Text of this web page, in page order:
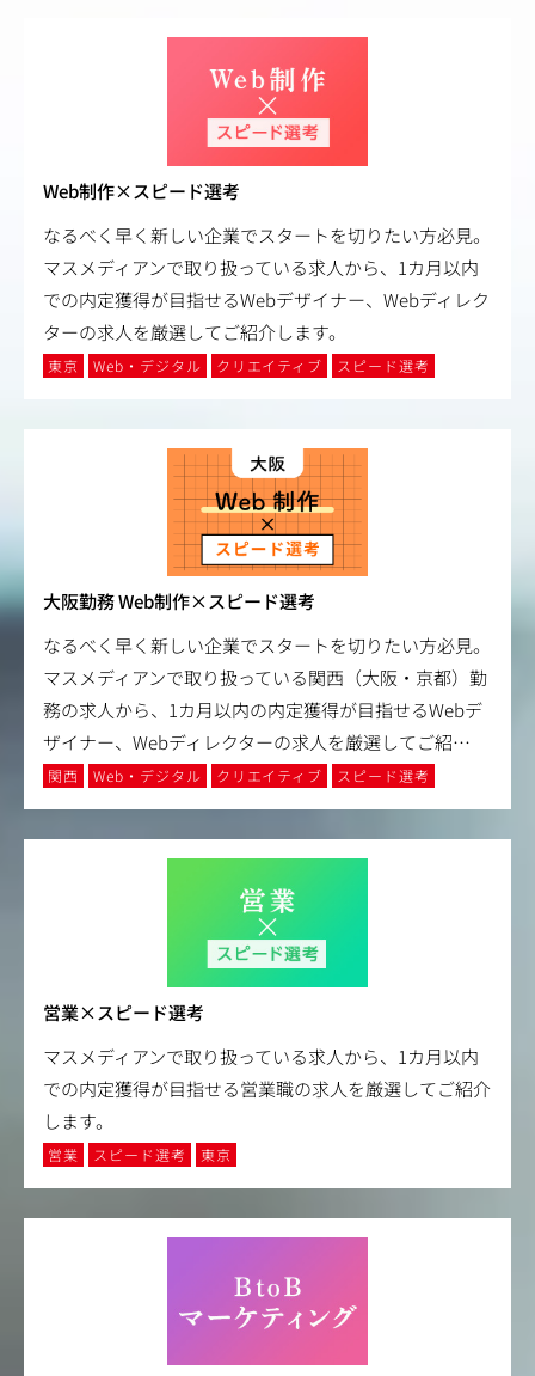
Web制作×スピード選考
なるべく早く新しい企業でスタートを切りたい方必見。
マスメディアンで取り扱っている求人から、1カ月以内
での内定獲得が目指せるWebデザイナー、Webディレク
ターの求人を厳選してご紹介します。
東京 Web・デジタル クリエイティブ スピード選考
大阪勤務 Web制作×スピード選考
なるべく早く新しい企業でスタートを切りたい方必見。
マスメディアンで取り扱っている関西（大阪・京都）勤
務の求人から、1カ月以内の内定獲得が目指せるWebデ
ザイナー、Webディレクターの求人を厳選してご紹…
関西 Web・デジタル クリエイティブ スピード選考
営業×スピード選考
マスメディアンで取り扱っている求人から、1カ月以内
での内定獲得が目指せる営業職の求人を厳選してご紹介
します。
営業 スピード選考 東京